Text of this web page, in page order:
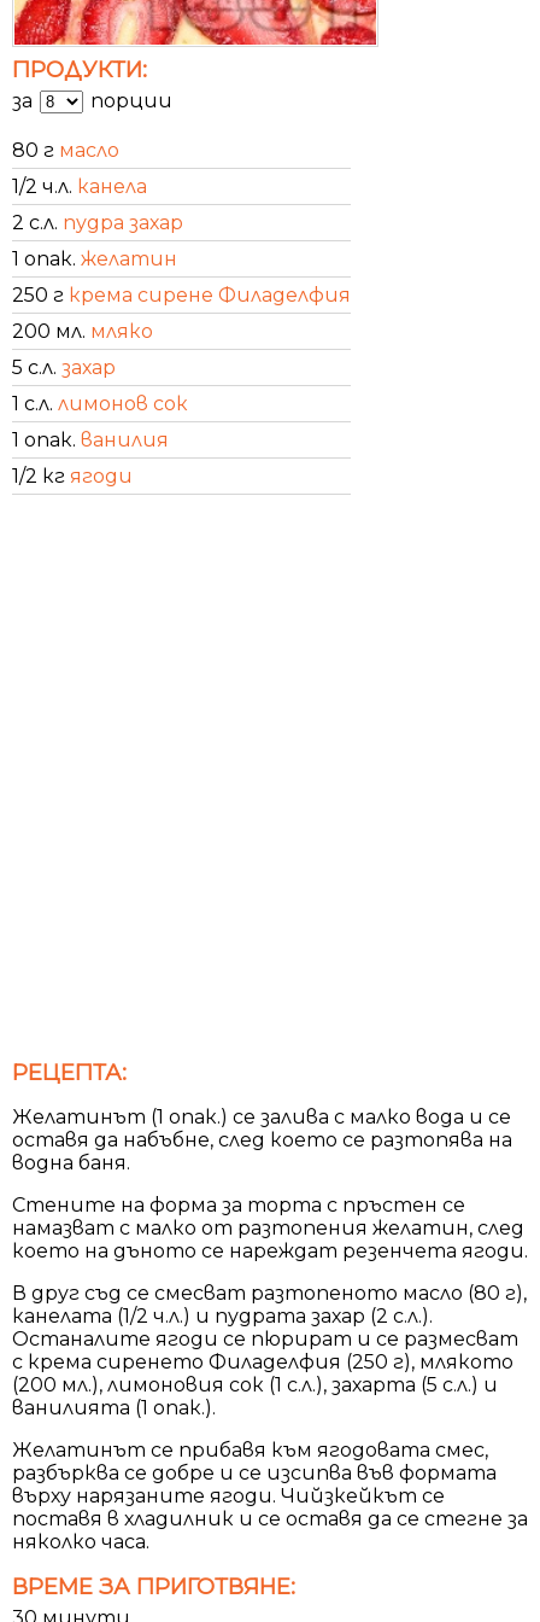
ПРОДУКТИ:
за порции
80 г масло
1/2 ч.л. канела
2 с.л. пудра захар
1 опак. желатин
250 г крема сирене Филаделфия
200 мл. мляко
5 с.л. захар
1 с.л. лимонов сок
1 опак. ванилия
1/2 кг ягоди
РЕЦЕПТА:
Желатинът (1 опак.) се залива с малко вода и се
оставя да набъбне, след което се разтопява на
водна баня.
Стените на форма за торта с пръстен се
намазват с малко от разтопения желатин, след
което на дъното се нареждат резенчета ягоди.
В друг съд се смесват разтопеното масло (80 г),
канелата (1/2 ч.л.) и пудрата захар (2 с.л.).
Останалите ягоди се пюрират и се размесват
с крема сиренето Филаделфия (250 г), млякото
(200 мл.), лимоновия сок (1 с.л.), захарта (5 с.л.) и
ванилията (1 опак.).
Желатинът се прибавя към ягодовата смес,
разбърква се добре и се изсипва във формата
върху нарязаните ягоди. Чийзкейкът се
поставя в хладилник и се оставя да се стегне за
няколко часа.
ВРЕМЕ ЗА ПРИГОТВЯНЕ:
30 минути